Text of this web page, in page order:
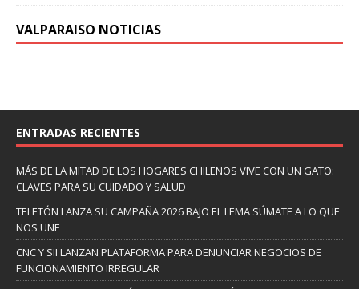
VALPARAISO NOTICIAS
ENTRADAS RECIENTES
MÁS DE LA MITAD DE LOS HOGARES CHILENOS VIVE CON UN GATO:
CLAVES PARA SU CUIDADO Y SALUD
TELETÓN LANZA SU CAMPAÑA 2026 BAJO EL LEMA SÚMATE A LO QUE
NOS UNE
CNC Y SII LANZAN PLATAFORMA PARA DENUNCIAR NEGOCIOS DE
FUNCIONAMIENTO IRREGULAR